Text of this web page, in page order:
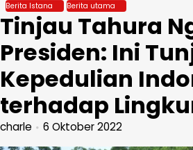
Berita Istana Berita utama
Tinjau Tahura
Presiden: Ini
Kepedulian
terhadap
charle 6 Oktober 2022